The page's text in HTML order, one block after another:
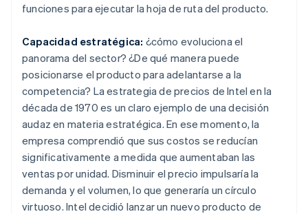
funciones para ejecutar la hoja de ruta del producto.
Capacidad estratégica: ¿cómo evoluciona el
panorama del sector? ¿De qué manera puede
posicionarse el producto para adelantarse a la
competencia? La estrategia de precios de Intel en la
década de 1970 es un claro ejemplo de una decisión
audaz en materia estratégica. En ese momento, la
empresa comprendió que sus costos se reducían
significativamente a medida que aumentaban las
ventas por unidad. Disminuir el precio impulsaría la
demanda y el volumen, lo que generaría un círculo
virtuoso. Intel decidió lanzar un nuevo producto de